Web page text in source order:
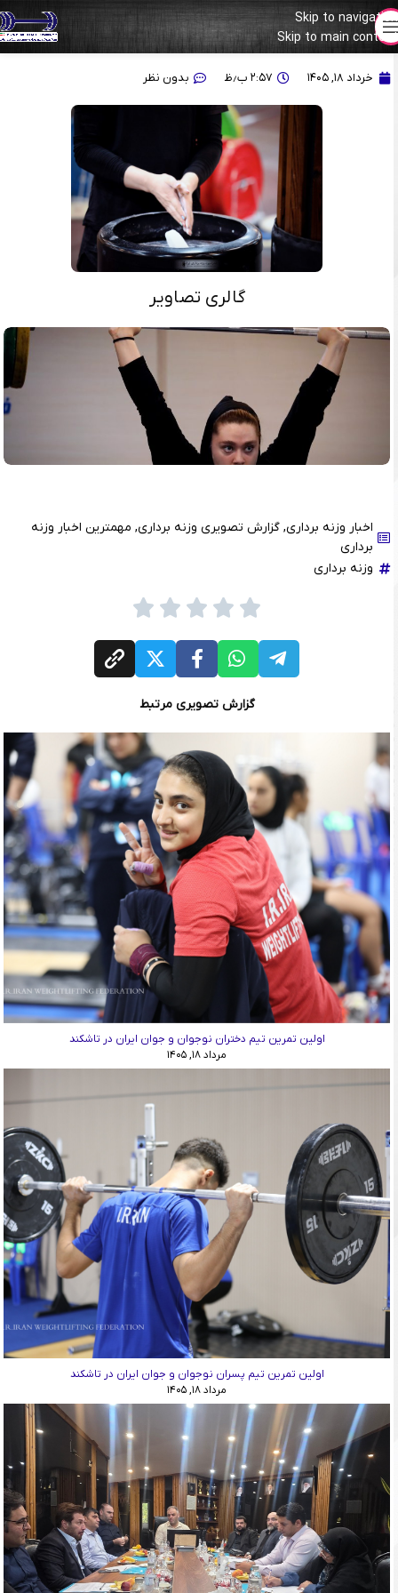
Skip to navigation
Skip to main content
گزارش تصویری از تمرین دختران وزنه بردار ایران در کمپ تیم های ملی
خرداد ۱۸, ۱۴۰۵ ۲:۵۷ ب٫ظ بدون نظر
گالری تصاویر
اخبار وزنه برداری, گزارش تصویری وزنه برداری, مهمترین اخبار وزنه
برداری
وزنه برداری
گزارش تصویری مرتبط
اولین تمرین تیم دختران نوجوان و جوان ایران در تاشکند
مرداد ۱۸, ۱۴۰۵
اولین تمرین تیم پسران نوجوان و جوان ایران در تاشکند
مرداد ۱۸, ۱۴۰۵